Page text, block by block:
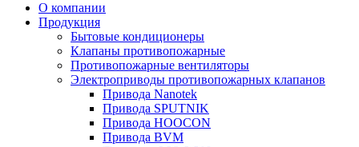
О компании
Продукция
Бытовые кондиционеры
Клапаны противопожарные
Противопожарные вентиляторы
Электроприводы противопожарных клапанов
Привода Nanotek
Привода SPUTNIK
Привода HOOCON
Привода BVM